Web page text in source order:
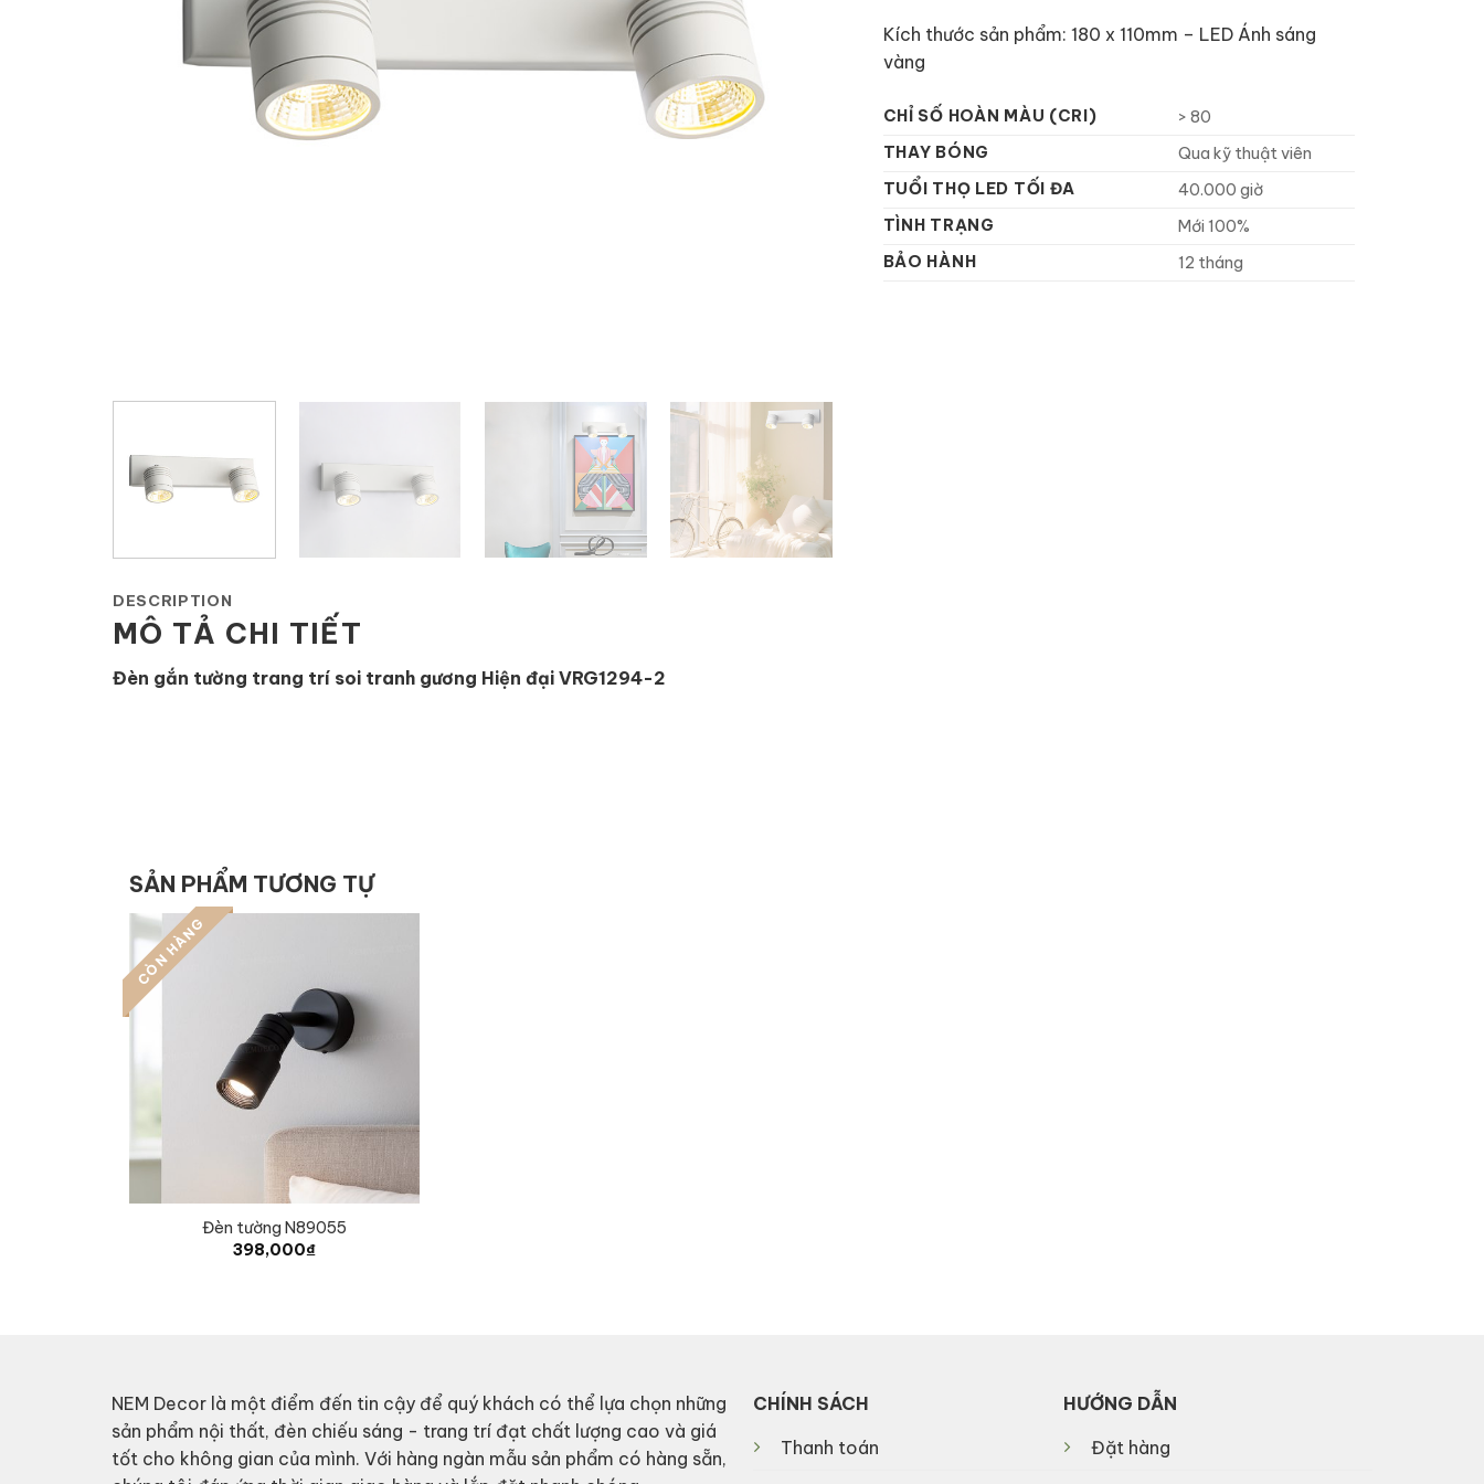
DESCRIPTION
MÔ TẢ CHI TIẾT
Đèn gắn tường trang trí soi tranh gương Hiện đại VRG1294-2
Kích thước sản phẩm: 180 x 110mm – LED Ánh sáng
vàng
CHỈ SỐ HOÀN MÀU (CRI)
> 80
THAY BÓNG
Qua kỹ thuật viên
TUỔI THỌ LED TỐI ĐA
40.000 giờ
TÌNH TRẠNG
Mới 100%
BẢO HÀNH
12 tháng
SẢN PHẨM TƯƠNG TỰ
CÒN HÀNG
Đèn tường N89055
398,000₫
NEM Decor là một điểm đến tin cậy để quý khách có thể lựa chọn những
sản phẩm nội thất, đèn chiếu sáng - trang trí đạt chất lượng cao và giá
tốt cho không gian của mình. Với hàng ngàn mẫu sản phẩm có hàng sẵn,
CHÍNH SÁCH
Thanh toán
HƯỚNG DẪN
Đặt hàng